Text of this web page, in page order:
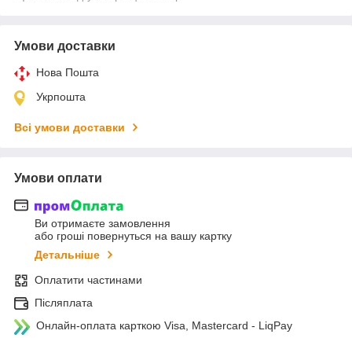
Умови доставки
Нова Пошта
Укрпошта
Всі умови доставки
Умови оплати
Ви отримаєте замовлення
або гроші повернуться на вашу картку
Детальніше
Оплатити частинами
Післяплата
Онлайн-оплата карткою Visa, Mastercard - LiqPay